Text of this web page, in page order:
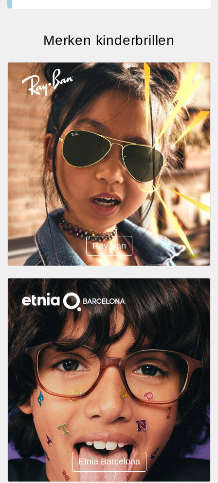
Merken kinderbrillen
Ray Ban
Etnia Barcelona